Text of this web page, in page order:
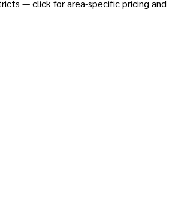
— click for area-specific pricing and